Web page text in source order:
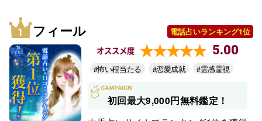
フィール 電話占いランキング1位
オススメ度 5.00
#怖い程当たる #恋愛成就 #霊感霊視
初回最大9,000円無料鑑定！